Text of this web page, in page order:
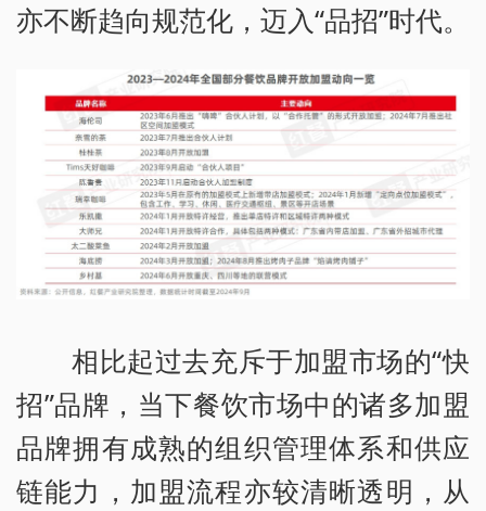
亦不断趋向规范化，迈入“品招”时代。
相比起过去充斥于加盟市场的“快
招”品牌，当下餐饮市场中的诸多加盟
品牌拥有成熟的组织管理体系和供应
链能力，加盟流程亦较清晰透明，从